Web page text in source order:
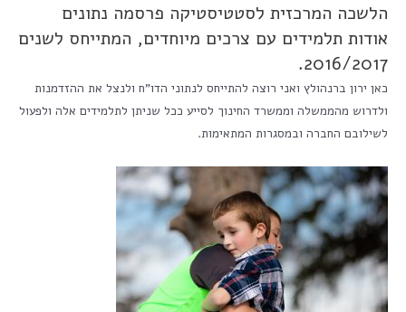
הלשכה המרכזית לסטטיסטיקה פרסמה נתונים
אודות תלמידים עם צרכים מיוחדים, המתייחס לשנים
2016/2017.
כאן ירון ברנהולץ ואני רוצה להתייחס לנתוני הדו"ח ולנצל את ההזדמנות
ולדרוש מהממשלה וממשרד החינוך לסייע ככל שניתן לתלמידים אלה ולפעול
לשילובם החברה ובמסגרות המתאימות.